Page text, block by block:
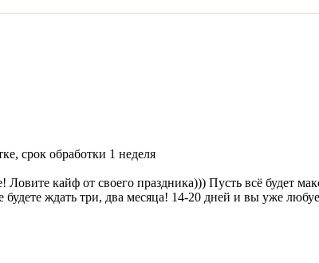
срок обработки 1 неделя
кайф от своего праздника))) Пусть всё будет
ждать три, два месяца! 14-20 дней и вы уже